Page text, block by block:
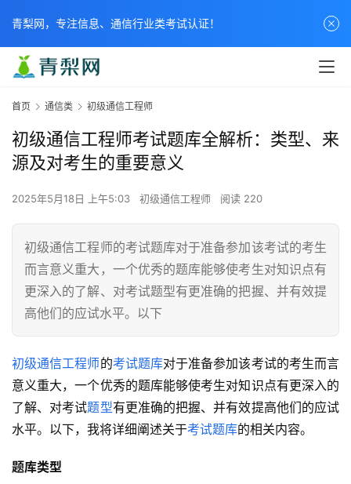
首页 通信类 初级通信工程师
初级通信工程师考试题库全解析：类型、来
源及对考生的重要意义
2025年5月18日 上午5:03 初级通信工程师 阅读 220
初级通信工程师的考试题库对于准备参加该考试的考生
而言意义重大，一个优秀的题库能够使考生对知识点有
更深入的了解、对考试题型有更准确的把握、并有效提
高他们的应试水平。以下
初级通信工程师的考试题库对于准备参加该考试的考生而言
意义重大，一个优秀的题库能够使考生对知识点有更深入的
了解、对考试题型有更准确的把握、并有效提高他们的应试
水平。以下，我将详细阐述关于考试题库的相关内容。
题库类型
青梨网，专注信息、通信行业类考试认证！